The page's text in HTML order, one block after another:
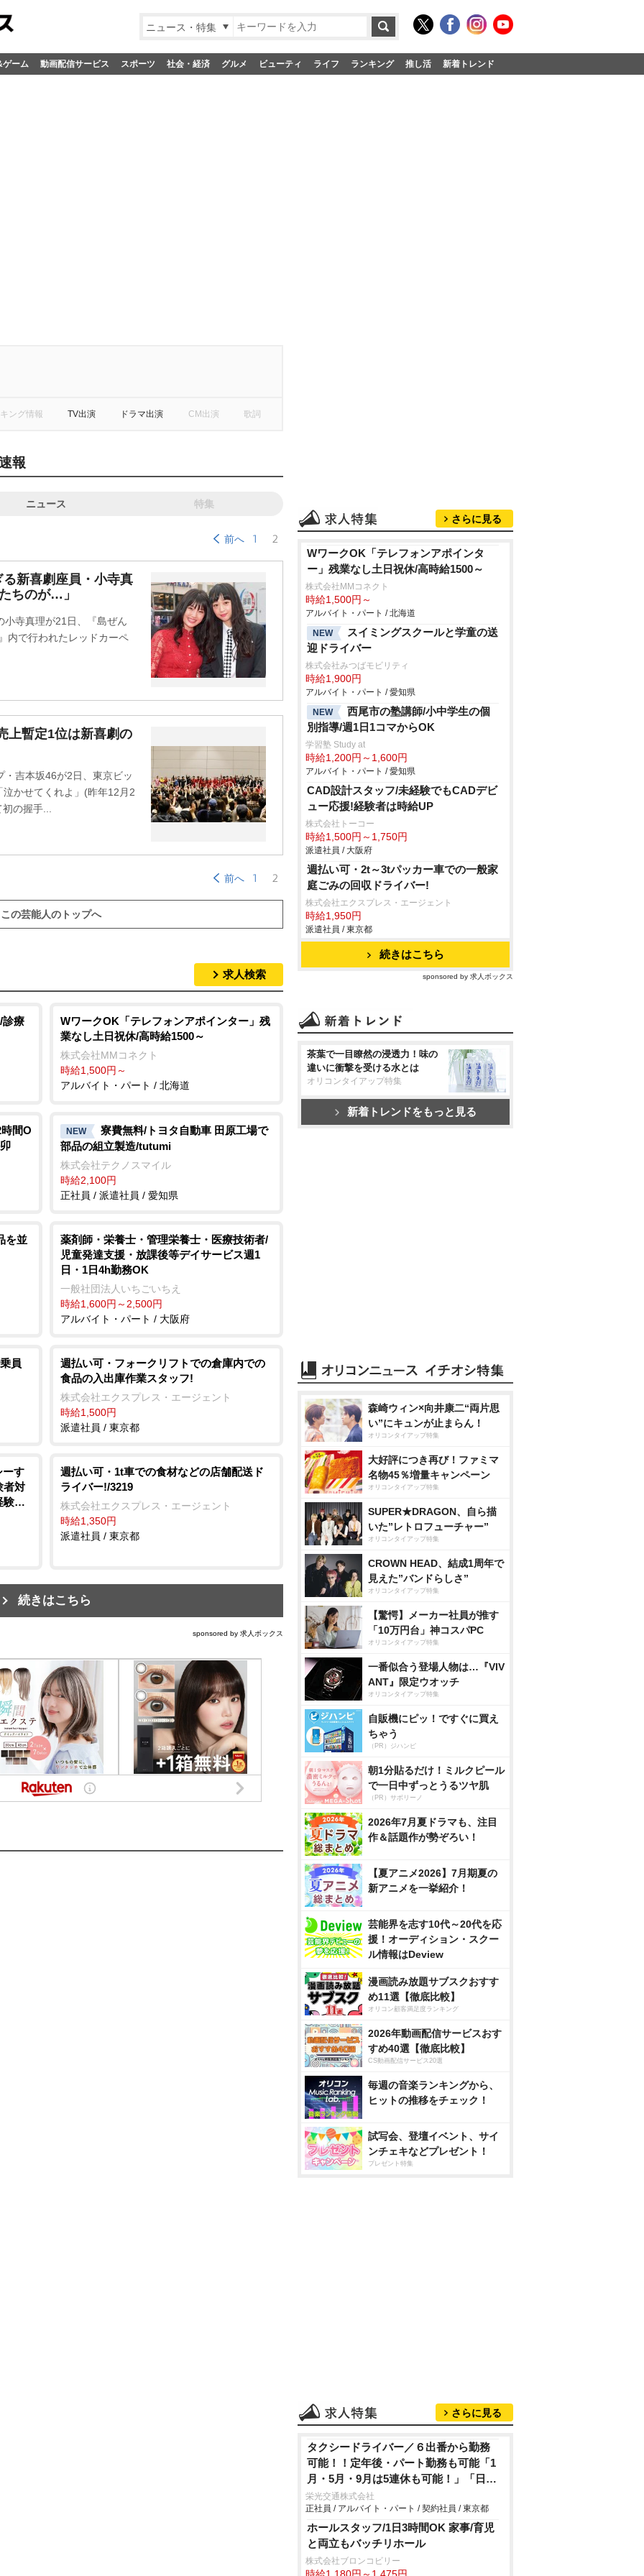
ニュース・特集
ゲーム 動画配信サービス スポーツ 社会・経済 グルメ ビューティ ライフ ランキング 推し活 新着トレンド
ング情報 TV出演 ドラマ出演 CM出演 歌詞
報
ニュース 特集
前へ 1 2
新喜劇座員・小寺真
ちのが…」
小寺真理が21日、『島ぜん
内で行われたレッドカーペ
上暫定1位は新喜劇の
吉本坂46が2日、東京ビッ
かせてくれよ」(昨年12月2
の握手...
前へ 1 2
この芸能人のトップへ
求人検索
診療
WワークOK「テレフォンアポインター」残
業なし土日祝休/高時給1500～
株式会社MMコネクト
時給1,500円～
アルバイト・パート / 北海道
間O
NEW
寮費無料/トヨタ自動車 田原工場で
部品の組立製造/tutumi
株式会社テクノスマイル
時給2,100円
正社員 / 派遣社員 / 愛知県
を並
薬剤師・栄養士・管理栄養士・医療技術者/
児童発達支援・放課後等デイサービス週1
日・1日4h勤務OK
一般社団法人いちごいちえ
時給1,600円～2,500円
アルバイト・パート / 大阪府
員
週払い可・フォークリフトでの倉庫内での
食品の入出庫作業スタッフ!
株式会社エクスプレス・エージェント
時給1,500円
派遣社員 / 東京都
ーす
者対
者
会社
週払い可・1t車での食材などの店舗配送ド
ライバー!/3219
株式会社エクスプレス・エージェント
時給1,350円
派遣社員 / 東京都
続きはこちら
sponsored by 求人ボックス
さらに見る
WワークOK「テレフォンアポインタ
ー」残業なし土日祝休/高時給1500～
株式会社MMコネクト
時給1,500円～
アルバイト・パート / 北海道
NEW
スイミングスクールと学童の送
迎ドライバー
株式会社みつばモビリティ
時給1,900円
アルバイト・パート / 愛知県
NEW
西尾市の塾講師/小中学生の個
別指導/週1日1コマからOK
学習塾 Study at
時給1,200円～1,600円
アルバイト・パート / 愛知県
CAD設計スタッフ/未経験でもCADデビ
ュー応援!経験者は時給UP
株式会社トーコー
時給1,500円～1,750円
派遣社員 / 大阪府
週払い可・2t～3tパッカー車での一般家
庭ごみの回収ドライバー!
株式会社エクスプレス・エージェント
時給1,950円
派遣社員 / 東京都
続きはこちら
sponsored by 求人ボックス
茶葉で一目瞭然の浸透力！味の
違いに衝撃を受ける水とは
オリコンタイアップ特集
新着トレンドをもっと見る
森崎ウィン×向井康二“両片思
い”にキュンが止まらん！
オリコンタイアップ特集
大好評につき再び！ファミマ
名物45％増量キャンペーン
オリコンタイアップ特集
SUPER★DRAGON、自ら描
いた”レトロフューチャー”
オリコンタイアップ特集
CROWN HEAD、結成1周年で
見えた”バンドらしさ”
オリコンタイアップ特集
【驚愕】メーカー社員が推す
「10万円台」神コスパPC
オリコンタイアップ特集
一番似合う登場人物は…『VIV
ANT』限定ウオッチ
オリコンタイアップ特集
自販機にピッ！ですぐに買え
ちゃう
（PR）ジハンピ
朝1分貼るだけ！ミルクピール
で一日中ずっとうるツヤ肌
（PR）サボリーノ
2026年7月夏ドラマも、注目
作＆話題作が勢ぞろい！
【夏アニメ2026】7月期夏の
新アニメを一挙紹介！
芸能界を志す10代～20代を応
援！オーディション・スクー
ル情報はDeview
漫画読み放題サブスクおすす
め11選【徹底比較】
オリコン顧客満足度ランキング
2026年動画配信サービスおす
すめ40選【徹底比較】
CS動画配信サービス20選
毎週の音楽ランキングから、
ヒットの推移をチェック！
試写会、登壇イベント、サイ
ンチェキなどプレゼント！
プレゼント特集
さらに見る
タクシードライバー／６出番から勤務
可能！！定年後・パート勤務も可能「1
月・5月・9月は5連休も可能！」「日曜
定休・GW・夏季・正月休み」大和グル
ープ業績好調・配車需要の大幅増加に
つき配車件数が急増中！大手の営業メ
リット多数！
栄光交通株式会社
正社員 / アルバイト・パート / 契約社員 / 東京都
ホールスタッフ/1日3時間OK 家事/育児
と両立もバッチリホール
株式会社ブロンコビリー